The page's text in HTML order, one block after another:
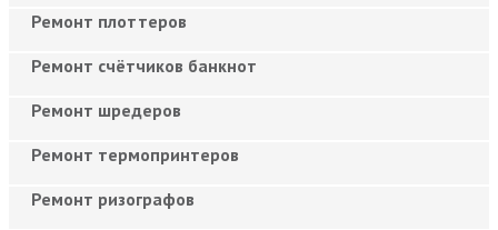
Ремонт плоттеров
Ремонт счётчиков банкнот
Ремонт шредеров
Ремонт термопринтеров
Ремонт ризографов